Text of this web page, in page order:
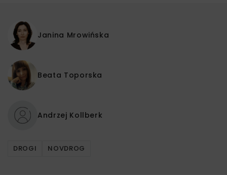
Janina Mrowińska
Beata Toporska
Andrzej Kollberk
DROGI NOVDROG